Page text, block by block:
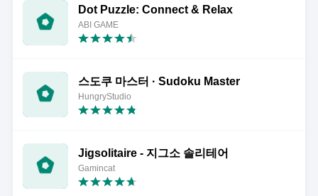
Dot Puzzle: Connect & Relax
ABI GAME
스도쿠 마스터 · Sudoku Master
HungryStudio
Jigsolitaire - 지그소 솔리테어
Gamincat